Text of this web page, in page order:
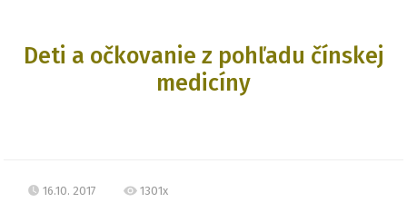
Deti a očkovanie z pohľadu čínskej
medicíny
16.10. 2017 1301x